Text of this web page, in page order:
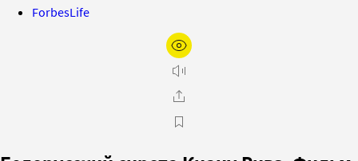
ForbesLife